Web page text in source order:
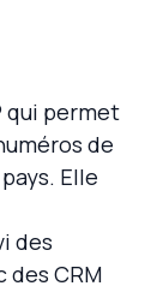
qui permet
de
Elle
des
CRM